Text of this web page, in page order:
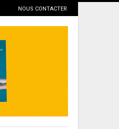
NOUS CONTACTER